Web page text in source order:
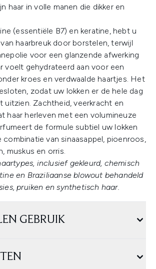
haar in volle manen die dikker en
(essentiële B7) en keratine, hebt u
haarbreuk door borstelen, terwijl
voor een glanzende afwerking
voelt gehydrateerd aan voor een
kroes en verdwaalde haartjes. Het
zodat uw lokken er de hele dag
uitzien. Zachtheid, veerkracht en
haar herleven met een volumineuze
de formule subtiel uw lokken
combinatie van sinaasappel, pioenroos,
muskus en orris.
inclusief gekleurd, chemisch
en Braziliaanse blowout behandeld
pruiken en synthetisch haar.
GEBRUIK